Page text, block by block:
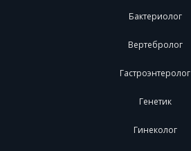
Бактериолог
Вертебролог
Гастроэнтеролог
Генетик
Гинеколог